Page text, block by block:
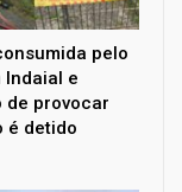
pelo
e
de provocar
é detido